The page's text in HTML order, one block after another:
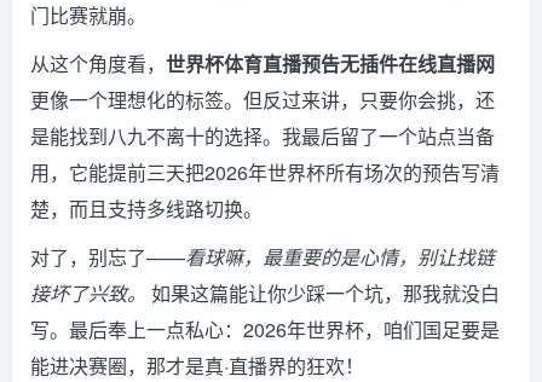
门比赛就崩。
从这个角度看， 世界杯体育直播预告无插件在线直播网
更像一个理想化的标签。但反过来讲，只要你会挑，还
是能找到八九不离十的选择。我最后留了一个站点当备
用，它能提前三天把2026年世界杯所有场次的预告写清
楚，而且支持多线路切换。
对了，别忘了——看球嘛，最重要的是心情，别让找链
接坏了兴致。
如果这篇能让你少踩一个坑，那我就没白
写。最后奉上一点私心：2026年世界杯，咱们国足要是
能进决赛圈，那才是真·直播界的狂欢！